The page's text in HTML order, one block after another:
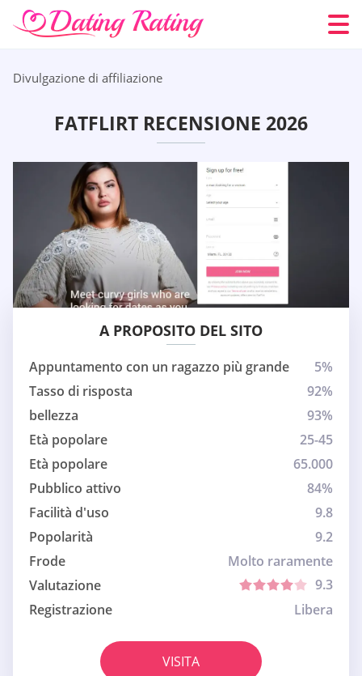
Divulgazione di affiliazione
FATFLIRT RECENSIONE 2026
A PROPOSITO DEL SITO
Appuntamento con un ragazzo più grande
5%
Tasso di risposta
92%
bellezza
93%
Età popolare
25-45
Età popolare
65.000
Pubblico attivo
84%
Facilità d'uso
9.8
Popolarità
9.2
Frode
Molto raramente
Valutazione
9.3
Registrazione
Libera
VISITA